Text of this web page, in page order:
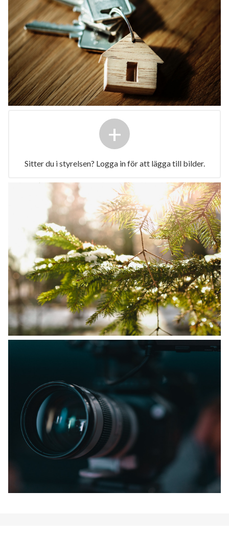
+
Sitter du i styrelsen? Logga in för att lägga till bilder.